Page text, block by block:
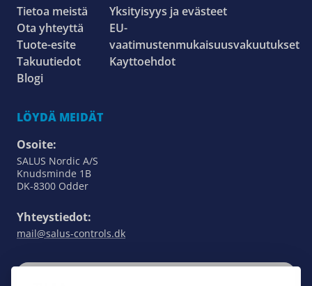
Tietoa meistä
Ota yhteyttä
Tuote-esite
Takuutiedot
Blogi
Yksityisyys ja evästeet
EU-
vaatimustenmukaisuusvakuutukset
Kayttoehdot
LÖYDÄ MEIDÄT
Osoite:
SALUS Nordic A/S
Knudsminde 1B
DK-8300 Odder
Yhteystiedot:
mail@salus-controls.dk